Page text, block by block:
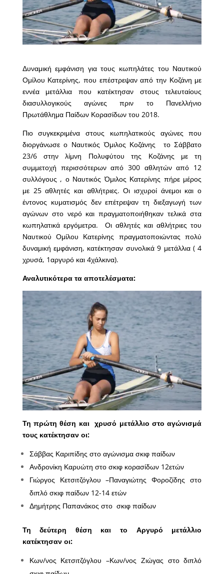
Δυναμική εμφάνιση για τους κωπηλάτες του Ναυτικού
Ομίλου Κατερίνης,που επέστρεψαν από την Κοζάνη με
εννέαμετάλλια που κατέκτησαν στους τελευταίους
διασυλλογικούς αγώνες πριν το Πανελλήνιο
Πρωτάθλημα Παίδων Κορασίδων του 2018.
Πιο συγκεκριμένα στους κωπηλατικούς αγώνες που
διοργάνωσε ο Ναυτικός Όμιλος Κοζάνης το Σάββατο
23/6 στην λίμνη Πολυφύτου της Κοζάνης με τη
συμμετοχή περισσότερων από 300 αθλητών από 12
συλλόγους , ο Ναυτικός Όμιλος Κατερίνης πήρε μέρος
με 25 αθλητές και αθλήτριες. Οι ισχυροί άνεμοι και ο
έντονος κυματισμός δεν επέτρεψαν τη διεξαγωγή των
αγώνων στο νερό και πραγματοποιήθηκαν τελικά στα
κωπηλατικά εργόμετρα. Οι αθλητές και αθλήτριες του
Ναυτικού Ομίλου Κατερίνης πραγματοποιώντας πολύ
δυναμική εμφάνιση, κατέκτησαν συνολικά 9 μετάλλια ( 4
χρυσά, 1αργυρό και 4χάλκινα).
Αναλυτικότερα τα αποτελέσματα:
Τη πρώτη θέση και χρυσό μετάλλιο στο αγώνισμά
τους κατέκτησαν οι:
Σάββας Καριπίδης στο αγώνισμα σκιφ παίδων
Ανδρονίκη Καρυώτη στο σκιφ κορασίδων 12ετών
Γιώργος Κετσιτζόγλου –Παναγιώτης Φοροζίδης στο
διπλό σκιφ παίδων 12-14 ετών
Δημήτρης Παπανάκος στο σκιφ παίδων
Τη δεύτερη θέση και το Αργυρό μετάλλιο
κατέκτησαν οι:
Κων/νος Κετσιτζόγλου –Κων/νος Ζιώγας στο διπλό